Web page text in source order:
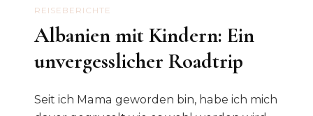
REISEBERICHTE
Albanien mit Kindern: Ein
unvergesslicher Roadtrip
Seit ich Mama geworden bin, habe ich mich